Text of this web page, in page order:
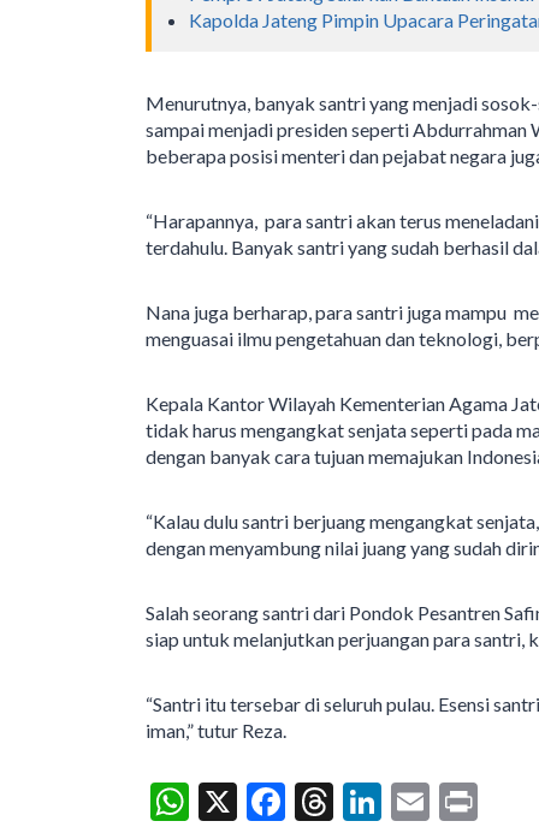
Kapolda Jateng Pimpin Upacara
Menurutnya, banyak santri yang menjadi
sampai menjadi presiden seperti Abdurrahman
beberapa posisi menteri dan pejabat negara
“Harapannya, para santri akan terus
terdahulu. Banyak santri yang sudah berhasil
Nana juga berharap, para santri juga mampu
menguasai ilmu pengetahuan dan teknologi,
Kepala Kantor Wilayah Kementerian Agama
tidak harus mengangkat senjata seperti pada
dengan banyak cara tujuan memajukan
“Kalau dulu santri berjuang mengangkat
dengan menyambung nilai juang yang sudah
Salah seorang santri dari Pondok Pesantren
siap untuk melanjutkan perjuangan para santri,
“Santri itu tersebar di seluruh pulau. Esensi
iman,” tutur Reza.
W X
F
T
Li E